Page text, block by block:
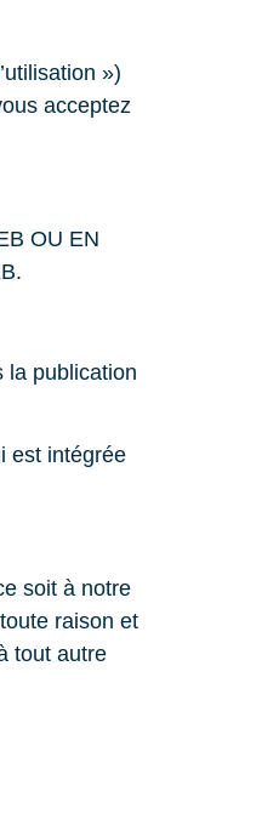
»)
acceptez
OU EN
la publication
est intégrée
soit à notre
raison et
tout autre